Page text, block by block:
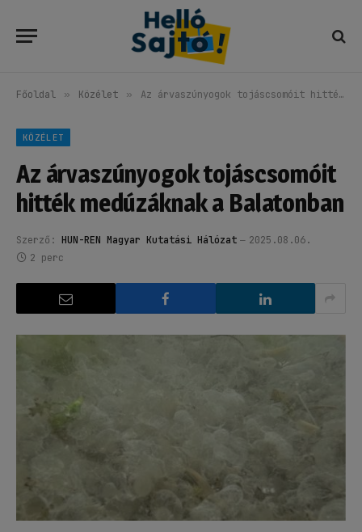
Főoldal » Közélet » Az árvaszúnyogok tojáscsomóit hitték medúzáknak a Balatonban
KÖZÉLET
Az árvaszúnyogok tojáscsomóit
hitték medúzáknak a Balatonban
Szerző: HUN-REN Magyar Kutatási Hálózat
2025.08.06.
2 perc